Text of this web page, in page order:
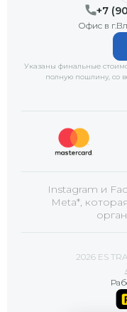
+7
Офис в
Указаны финальные
полную пошлину, со
Instagram и
Meta*,
2026 ES